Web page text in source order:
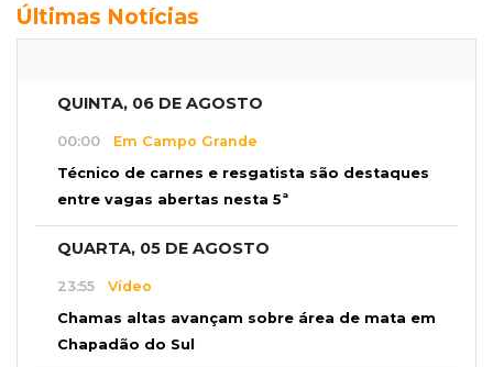
Últimas Notícias
QUINTA, 06 DE AGOSTO
00:00 Em Campo Grande
Técnico de carnes e resgatista são destaques
entre vagas abertas nesta 5ª
QUARTA, 05 DE AGOSTO
23:55 Vídeo
Chamas altas avançam sobre área de mata em
Chapadão do Sul